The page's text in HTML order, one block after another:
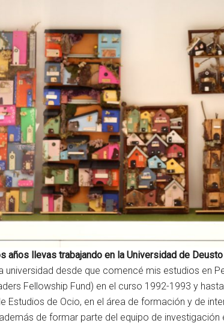
años llevas trabajando en la Universidad de
universidad desde que comencé mis estudios en
Fellowship Fund) en el curso 1992-1993 y
Estudios de Ocio, en el área de formación y de
de formar parte del equipo de